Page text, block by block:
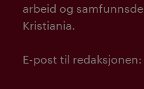
arbeid og
Kristiania.
E-post til redaksjonen: